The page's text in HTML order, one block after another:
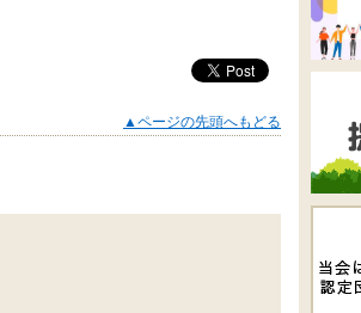
▲ページの先頭へもどる